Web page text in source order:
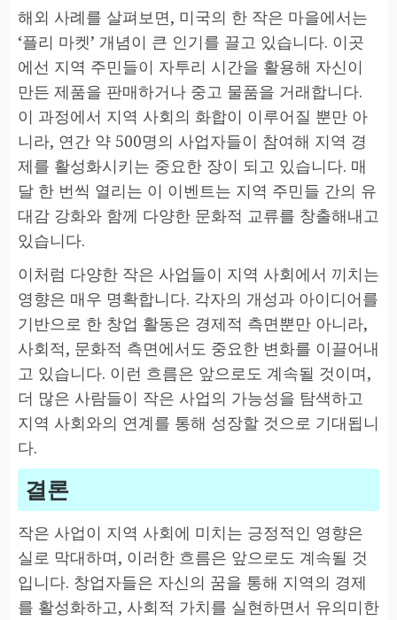
해외 사례를 살펴보면, 미국의 한 작은 마을에서는
‘플리 마켓’ 개념이 큰 인기를 끌고 있습니다. 이곳
에선 지역 주민들이 자투리 시간을 활용해 자신이
만든 제품을 판매하거나 중고 물품을 거래합니다.
이 과정에서 지역 사회의 화합이 이루어질 뿐만 아
니라, 연간 약 500명의 사업자들이 참여해 지역 경
제를 활성화시키는 중요한 장이 되고 있습니다. 매
달 한 번씩 열리는 이 이벤트는 지역 주민들 간의 유
대감 강화와 함께 다양한 문화적 교류를 창출해내고
있습니다.
이처럼 다양한 작은 사업들이 지역 사회에서 끼치는
영향은 매우 명확합니다. 각자의 개성과 아이디어를
기반으로 한 창업 활동은 경제적 측면뿐만 아니라,
사회적, 문화적 측면에서도 중요한 변화를 이끌어내
고 있습니다. 이런 흐름은 앞으로도 계속될 것이며,
더 많은 사람들이 작은 사업의 가능성을 탐색하고
지역 사회와의 연계를 통해 성장할 것으로 기대됩니
다.
결론
작은 사업이 지역 사회에 미치는 긍정적인 영향은
실로 막대하며, 이러한 흐름은 앞으로도 계속될 것
입니다. 창업자들은 자신의 꿈을 통해 지역의 경제
를 활성화하고, 사회적 가치를 실현하면서 유의미한